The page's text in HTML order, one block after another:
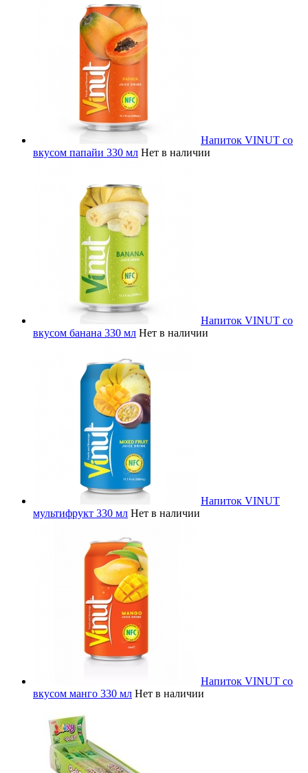
Напиток VINUT со
вкусом папайи 330 мл Нет в наличии
Напиток VINUT со
вкусом банана 330 мл Нет в наличии
Напиток VINUT
мультифрукт 330 мл Нет в наличии
Напиток VINUT со
вкусом манго 330 мл Нет в наличии